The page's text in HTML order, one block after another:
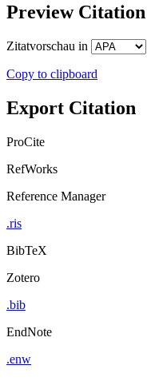
Preview Citation
Zitatvorschau in
Copy to clipboard
Export Citation
ProCite
RefWorks
Reference Manager
.ris
BibTeX
Zotero
.bib
EndNote
.enw